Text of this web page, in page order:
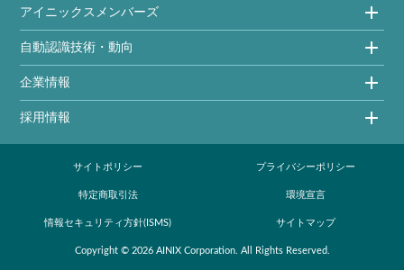
アイニックスメンバーズ
自動認識技術・動向
企業情報
採用情報
サイトポリシー プライバシーポリシー
特定商取引法 環境宣言
情報セキュリティ方針(ISMS) サイトマップ
Copyright © 2026 AINIX Corporation. All Rights Reserved.